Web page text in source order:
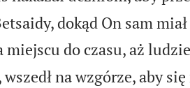
dokąd On sam
do czasu, aż
na wzgórze, aby